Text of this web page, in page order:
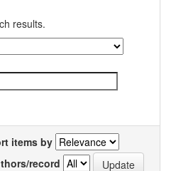
results.
items by
record